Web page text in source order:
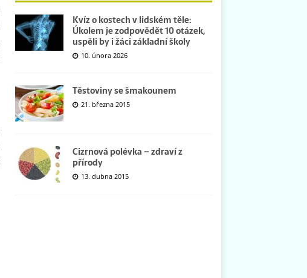
Kvíz o kostech v lidském těle:
Úkolem je zodpovědět 10 otázek,
uspěli by i žáci základní školy
10. února 2026
Těstoviny se šmakounem
21. března 2015
Cizrnová polévka – zdraví z
přírody
13. dubna 2015